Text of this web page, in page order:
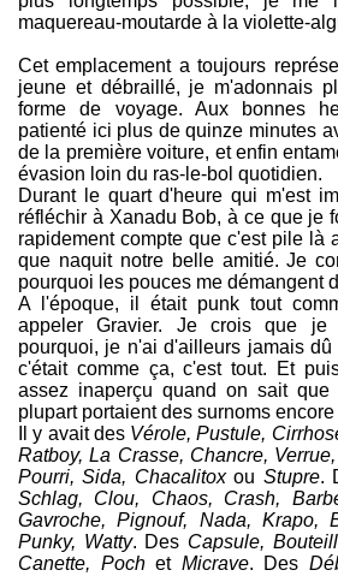
maquereau-moutarde à la violette-
Cet emplacement a toujours
jeune et débraillé, je m'adonnais
forme de voyage. Aux bonnes
patienté ici plus de quinze minutes
de la première voiture, et enfin
évasion loin du ras-le-bol quotidien.
Durant le quart d'heure qui m'est
réfléchir à Xanadu Bob, à ce que je
rapidement compte que c'est pile là
que naquit notre belle amitié. Je
pourquoi les pouces me démangent
A l'époque, il était punk tout
appeler Gravier. Je crois que
pourquoi, je n'ai d'ailleurs jamais
c'était comme ça, c'est tout. Et
assez inaperçu quand on sait
plupart portaient des surnoms
Il y avait des Vérole, Pustule,
Ratboy, La Crasse, Chancre,
Pourri, Sida, Chacalitoxou Stupre.
Schlag, Clou, Chaos, Crash,
Gavroche, Pignouf, Nada, Krapo,
Punky, Watty. Des Capsule,
Canette, Pochet Micrave. Des